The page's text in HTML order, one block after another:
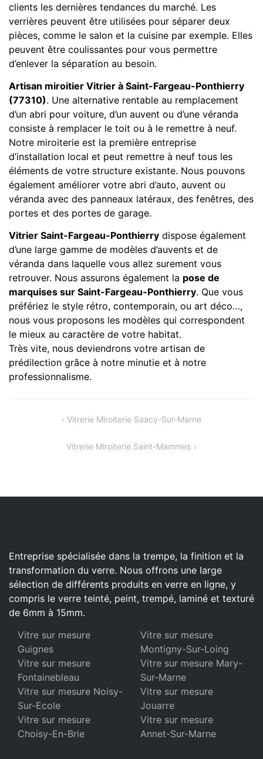
clients les dernières tendances du marché. Les
verrières peuvent être utilisées pour séparer deux
pièces, comme le salon et la cuisine par exemple. Elles
peuvent être coulissantes pour vous permettre
d’enlever la séparation au besoin.
Artisan miroitier Vitrier à Saint-Fargeau-Ponthierry
(77310). Une alternative rentable au remplacement
d’un abri pour voiture, d’un auvent ou d’une véranda
consiste à remplacer le toit ou à le remettre à neuf.
Notre miroiterie est la première entreprise
d’installation local et peut remettre à neuf tous les
éléments de votre structure existante. Nous pouvons
également améliorer votre abri d’auto, auvent ou
véranda avec des panneaux latéraux, des fenêtres, des
portes et des portes de garage.
Vitrier Saint-Fargeau-Ponthierry dispose également
d’une large gamme de modèles d’auvents et de
véranda dans laquelle vous allez surement vous
retrouver. Nous assurons également la pose de
marquises sur Saint-Fargeau-Ponthierry. Que vous
préfériez le style rétro, contemporain, ou art déco…,
nous vous proposons les modèles qui correspondent
le mieux au caractère de votre habitat.
Très vite, nous deviendrons votre artisan de
prédilection grâce à notre minutie et à notre
professionnalisme.
NavigationVitrerie Miroiterie Saacy-Sur-Marne
Vitrerie Miroiterie Saint-Mammes
Entreprise spécialisée dans la trempe, la finition et la
transformation du verre. Nous offrons une large
sélection de différents produits en verre en ligne, y
compris le verre teinté, peint, trempé, laminé et texturé
de 6mm à 15mm.
Vitre sur mesure
Guignes
Vitre sur mesure
Montigny-Sur-Loing
Vitre sur mesure
Fontainebleau
Vitre sur mesure Mary-
Sur-Marne
Vitre sur mesure Noisy-
Sur-Ecole
Vitre sur mesure
Jouarre
Vitre sur mesure
Choisy-En-Brie
Vitre sur mesure
Annet-Sur-Marne